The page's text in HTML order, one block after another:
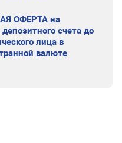
ОФЕРТА на
счета до
лица в
валюте